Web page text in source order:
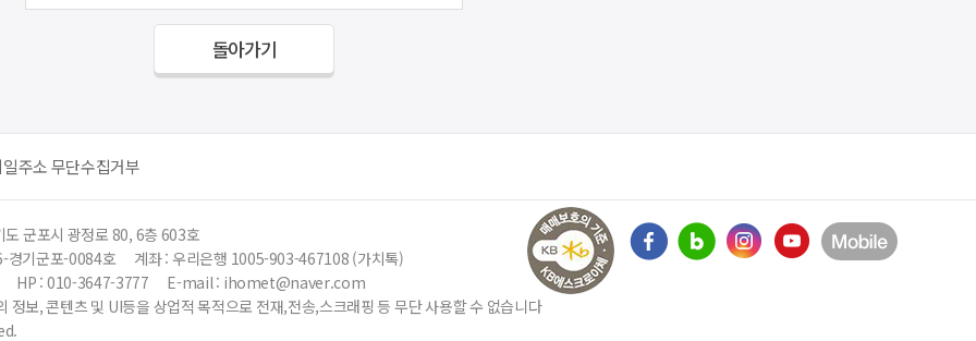
돌아가기
주소 무단수집거부
도 군포시 광정로 80, 6층 603호
경기군포-0084호
계좌 : 우리은행 1005-903-467108 (가치톡)
HP : 010-3647-3777
E-mail : ihomet@naver.com
정보, 콘텐츠 및 UI등을 상업적 목적으로 전재,전송,스크래핑 등 무단 사용할 수 없습니다